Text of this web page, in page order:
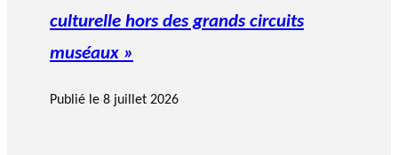
culturelle hors des grands circuits
muséaux »
Publié le 8 juillet 2026